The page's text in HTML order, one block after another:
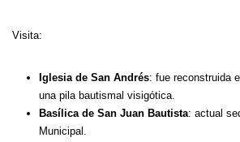
Visita:
Iglesia de San Andrés: fue reconstruida
una pila bautismal visigótica.
Basílica de San Juan Bautista: actual
Municipal.